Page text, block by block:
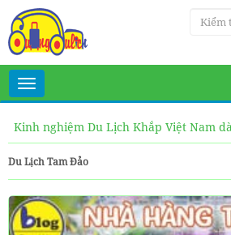
Toggle
navigation
Kinh nghiệm Du Lịch Khắp Việt Nam
Du Lịch Tam Đảo